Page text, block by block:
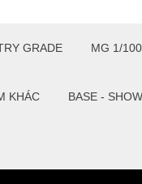
GRADE MG 1/100
KHÁC BASE -